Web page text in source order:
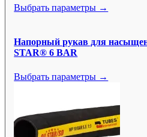
Выбрать параметры →
Напорный рукав для
STAR® 6 BAR
Выбрать параметры →